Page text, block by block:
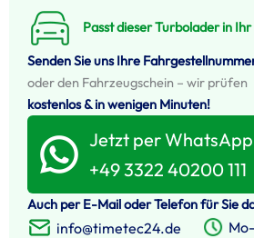
Passt dieser Turbolader in
Senden Sie uns Ihre
oder den Fahrzeugschein – wir prüfen
kostenlos & in wenigen Minuten!
Jetzt per
+49 3322 40200 111
Auch per E-Mail oder Telefon für Sie
info@timetec24.de